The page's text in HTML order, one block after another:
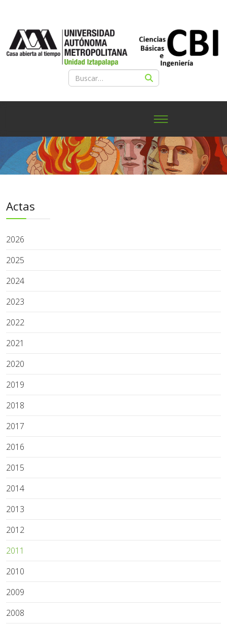
Actas
2026
2025
2024
2023
2022
2021
2020
2019
2018
2017
2016
2015
2014
2013
2012
2011
2010
2009
2008